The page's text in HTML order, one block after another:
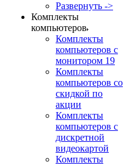
Развернуть ->
Комплекты
компьютеров
Комплекты
компьютеров с
монитором 19
Комплекты
компьютеров со
скидкой по
акции
Комплекты
компьютеров с
дискретной
видеокартой
Комплекты